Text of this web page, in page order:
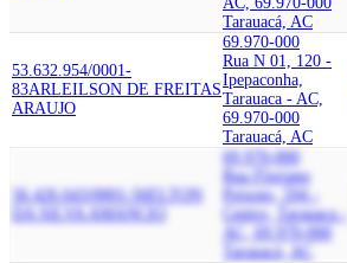
Tarauacá, AC
53.632.954/0001-
83ARLEILSON DE FREITAS
ARAUJO
69.970-000
Rua N 01, 120 -
Ipepaconha,
Tarauaca - AC,
69.970-000
Tarauacá, AC
56.426.643/0001-56ELTON
DA SILVA AMANCIO
69.970-000
Rua Floriano
Peixoto, 594 -
Centro, Tarauaca -
AC, 69.970-000
Tarauacá, AC